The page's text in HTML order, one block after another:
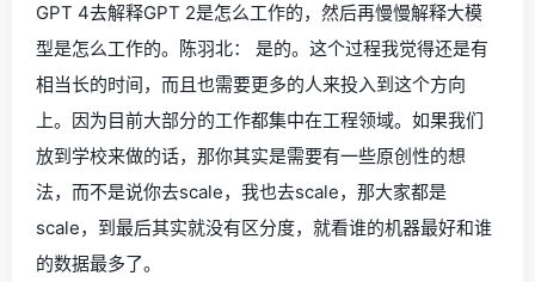
GPT 4去解释GPT 2是怎么工作的，然后再慢慢解释大模
型是怎么工作的。陈羽北： 是的。这个过程我觉得还是有
相当长的时间，而且也需要更多的人来投入到这个方向
上。因为目前大部分的工作都集中在工程领域。如果我们
放到学校来做的话，那你其实是需要有一些原创性的想
法，而不是说你去scale，我也去scale，那大家都是
scale，到最后其实就没有区分度，就看谁的机器最好和谁
的数据最多了。